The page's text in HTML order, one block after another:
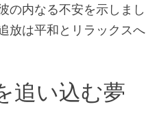
の内なる不安を示しまし
放は平和とリラックスへ
追い込む夢